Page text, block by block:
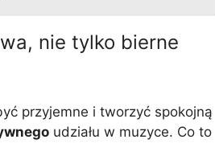
nie tylko bierne
przyjemne i tworzyć spokojną
udziału w muzyce. Co to